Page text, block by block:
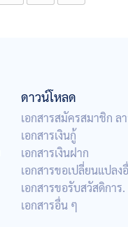
ดาวน์โหลด
เอกสารสมัครสมาชิก ล
เอกสารเงินกู้
เอกสารเงินฝาก
เอกสารขอเปลี่ยนแปลง
เอกสารขอรับสวัสดิการ.
เอกสารอื่น ๆ